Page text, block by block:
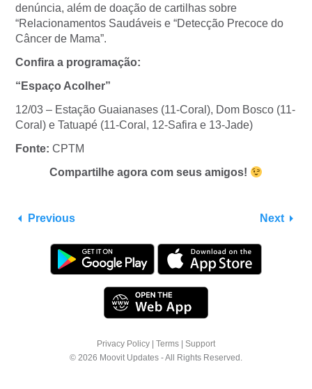
denúncia, além de doação de cartilhas sobre
“Relacionamentos Saudáveis e “Detecção Precoce do
Câncer de Mama”.
Confira a programação:
“Espaço Acolher”
12/03 – Estação Guaianases (11-Coral), Dom Bosco (11-
Coral) e Tatuapé (11-Coral, 12-Safira e 13-Jade)
Fonte: CPTM
Compartilhe agora com seus amigos!
Previous Next
Privacy Policy Terms
Support
© 2026 Moovit Updates - All Rights Reserved.